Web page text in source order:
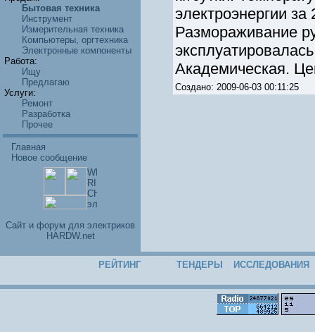
Бытовая техника
Инструмент
Измерительная техника
Компьютеры, оргтехника
Электронные компоненты
Работа:
Ищу
Предлагаю
Услуги:
Ремонт
Разработка
Прочее
Главная
Новое сообщение
Cайт и форум для электриков
HARDW.net
электроэнергии
Размораживание
Академическая.
Создано: 2009-06-03 00:11:25
РЕЙТИНГ ТЕНДЕРЫ ИССЛЕДОВАНИЯ